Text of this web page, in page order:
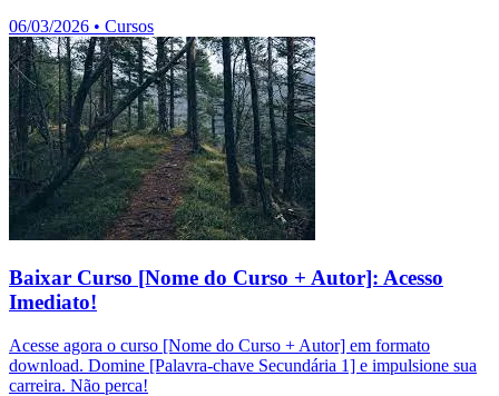
06/03/2026 • Cursos
Baixar Curso [Nome do Curso + Autor]: Acesso
Imediato!
Acesse agora o curso [Nome do Curso + Autor] em formato
download. Domine [Palavra-chave Secundária 1] e impulsione sua
carreira. Não perca!